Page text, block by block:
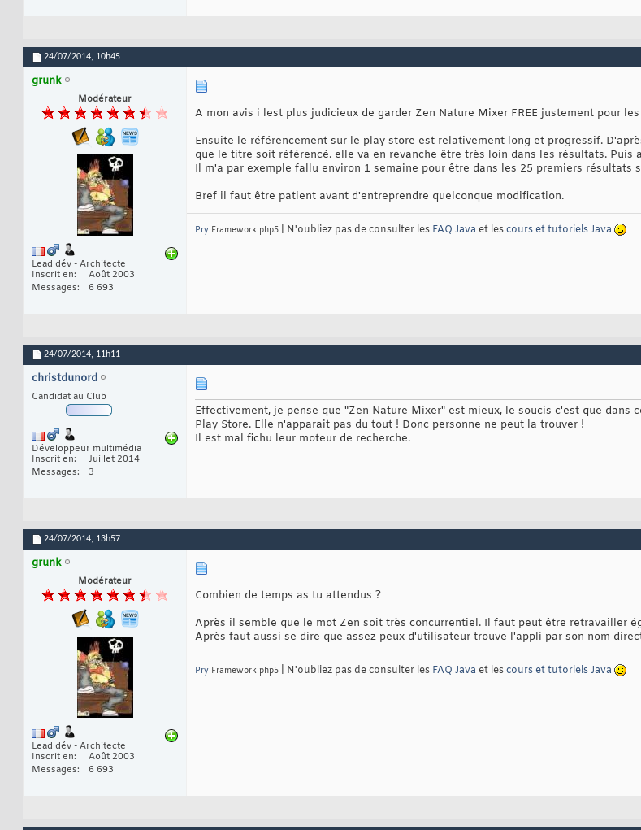
24/07/2014, 10h45
grunk
Modérateur
Lead dév - Architecte
Inscrit en
Août 2003
Messages
6 693
A mon avis i lest plus judicieux de garder Zen Nature Mixer FREE justement pour
Ensuite le référencement sur le play store est relativement long et progressif.
que le titre soit référencé. elle va en revanche être très loin dans les résultats. Puis
Il m'a par exemple fallu environ 1 semaine pour être dans les 25 premiers résultats
Bref il faut être patient avant d'entreprendre quelconque modification.
Pry Framework php5 | N'oubliez pas de consulter les FAQ Java et lescours et tutoriels Java
24/07/2014, 11h11
christdunord
Candidat au Club
Développeur multimédia
Inscrit en
Juillet 2014
Messages
3
Effectivement, je pense que "Zen Nature Mixer" est mieux, le soucis c'est que
Play Store. Elle n'apparait pas du tout ! Donc personne ne peut la trouver !
Il est mal fichu leur moteur de recherche.
24/07/2014, 13h57
grunk
Modérateur
Lead dév - Architecte
Inscrit en
Août 2003
Messages
6 693
Combien de temps as tu attendus ?
Après il semble que le mot Zen soit très concurrentiel. Il faut peut être retravailler
Après faut aussi se dire que assez peux d'utilisateur trouve l'appli par son nom
Pry Framework php5 | N'oubliez pas de consulter les FAQ Java et lescours et tutoriels Java